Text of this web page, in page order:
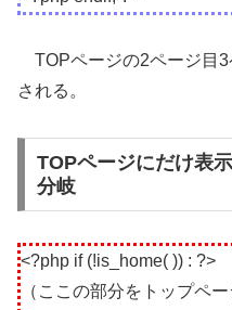
TOPページの2ページ目3
される。
TOPページにだけ表
分岐
<?php if (!is_home( )) : ?>
（ここの部分をトップペー